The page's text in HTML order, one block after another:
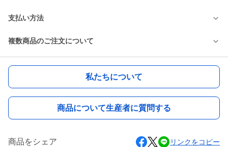
支払い方法
複数商品のご注文について
私たちについて
商品について生産者に質問する
商品をシェア リンクをコピー